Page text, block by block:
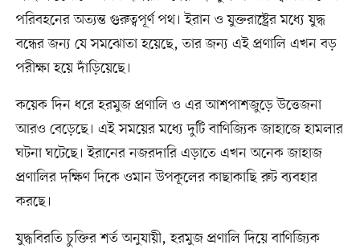
পরিবহনের অত্যন্ত গুরুত্বপূর্ণ পথ। ইরান ও যুক্তরাষ্ট্রের মধ্যে যুদ্ধ
বন্ধের জন্য যে সমঝোতা হয়েছে, তার জন্য এই প্রণালি এখন বড়
পরীক্ষা হয়ে দাঁড়িয়েছে।
কয়েক দিন ধরে হরমুজ প্রণালি ও এর আশপাশজুড়ে উত্তেজনা
আরও বেড়েছে। এই সময়ের মধ্যে দুটি বাণিজ্যিক জাহাজে হামলার
ঘটনা ঘটেছে। ইরানের নজরদারি এড়াতে এখন অনেক জাহাজ
প্রণালির দক্ষিণ দিকে ওমান উপকূলের কাছাকাছি রুট ব্যবহার
করছে।
যুদ্ধবিরতি চুক্তির শর্ত অনুযায়ী, হরমুজ প্রণালি দিয়ে বাণিজ্যিক